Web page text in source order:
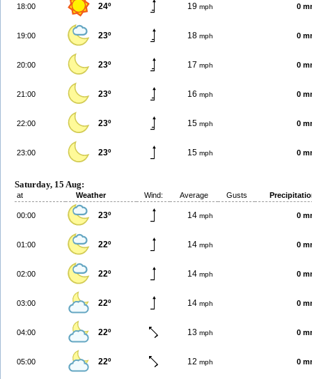
18:00 24º 19 mph 0
19:00 23º 18 mph 0
20:00 23º 17 mph 0
21:00 23º 16 mph 0
22:00 23º 15 mph 0
23:00 23º 15 mph 0
Saturday, 15 Aug:
at Weather Wind: Average Gusts
00:00 23º 14 mph 0
01:00 22º 14 mph 0
02:00 22º 14 mph 0
03:00 22º 14 mph 0
04:00 22º 13 mph 0
05:00 22º 12 mph 0